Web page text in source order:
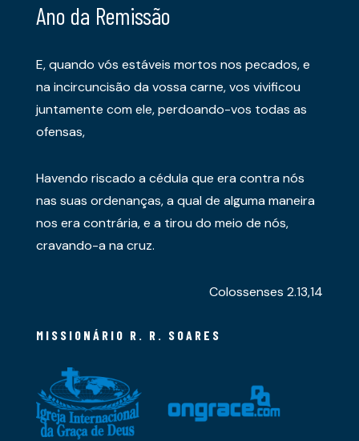
Ano da Remissão
E, quando vós estáveis mortos nos pecados, e
na incircuncisão da vossa carne, vos vivificou
juntamente com ele, perdoando-vos todas as
ofensas,
Havendo riscado a cédula que era contra nós
nas suas ordenanças, a qual de alguma maneira
nos era contrária, e a tirou do meio de nós,
cravando-a na cruz.
Colossenses 2.13,14
MISSIONÁRIO R. R. SOARES